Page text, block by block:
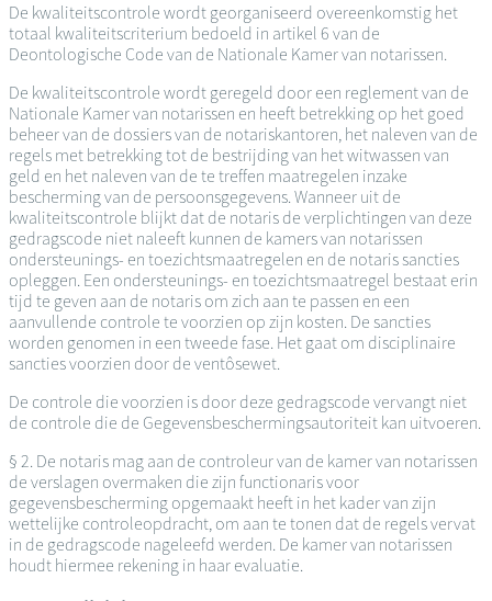
De kwaliteitscontrole wordt georganiseerd overeenkomstig het
totaal kwaliteitscriterium bedoeld in artikel 6 van de
Deontologische Code van de Nationale Kamer van notarissen.
De kwaliteitscontrole wordt geregeld door een reglement van de
Nationale Kamer van notarissen en heeft betrekking op het goed
beheer van de dossiers van de notariskantoren, het naleven van de
regels met betrekking tot de bestrijding van het witwassen van
geld en het naleven van de te treffen maatregelen inzake
bescherming van de persoonsgegevens. Wanneer uit de
kwaliteitscontrole blijkt dat de notaris de verplichtingen van deze
gedragscode niet naleeft kunnen de kamers van notarissen
ondersteunings- en toezichtsmaatregelen en de notaris sancties
opleggen. Een ondersteunings- en toezichtsmaatregel bestaat erin
tijd te geven aan de notaris om zich aan te passen en een
aanvullende controle te voorzien op zijn kosten. De sancties
worden genomen in een tweede fase. Het gaat om disciplinaire
sancties voorzien door de ventôsewet.
De controle die voorzien is door deze gedragscode vervangt niet
de controle die de Gegevensbeschermingsautoriteit kan uitvoeren.
§ 2. De notaris mag aan de controleur van de kamer van notarissen
de verslagen overmaken die zijn functionaris voor
gegevensbescherming opgemaakt heeft in het kader van zijn
wettelijke controleopdracht, om aan te tonen dat de regels vervat
in de gedragscode nageleefd werden. De kamer van notarissen
houdt hiermee rekening in haar evaluatie.